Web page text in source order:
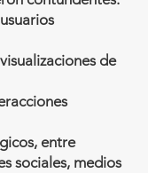
usuarios
visualizaciones de
entre
sociales, medios